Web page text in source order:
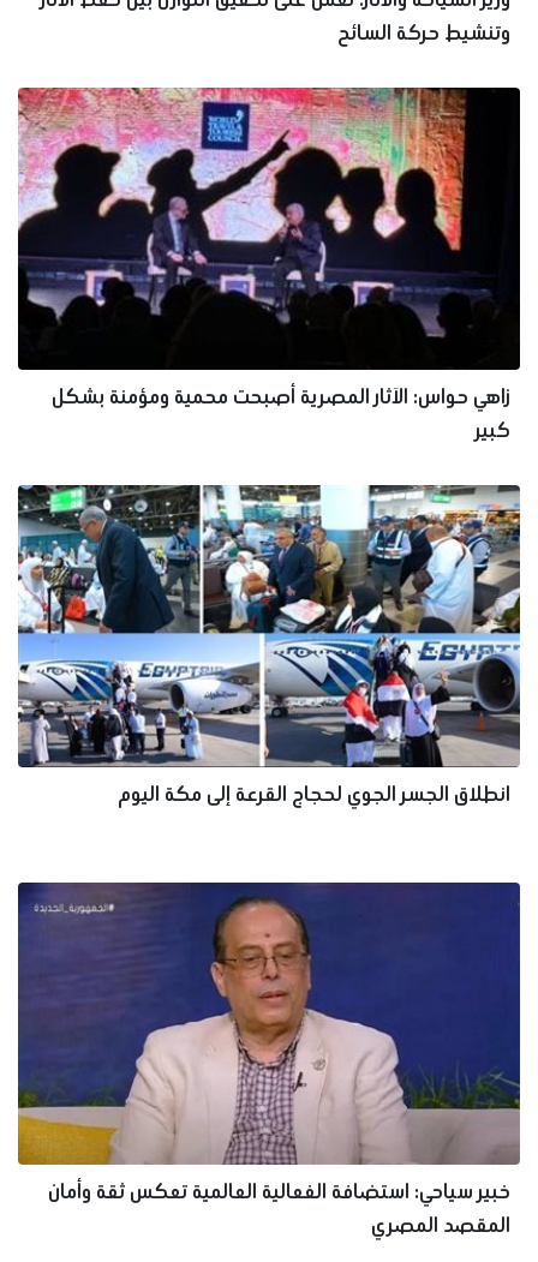
وتنشيط حركة السائح
زاهي حواس: الآثار المصرية أصبحت محمية ومؤمنة بشكل
كبير
انطلاق الجسر الجوي لحجاج القرعة إلى مكة اليوم
خبير سياحي: استضافة الفعالية العالمية تعكس ثقة وأمان
المقصد المصري